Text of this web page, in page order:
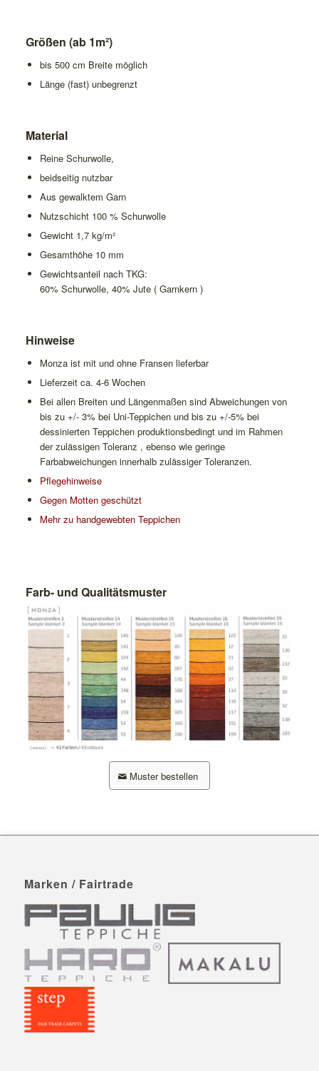
Größen (ab 1m²)
bis 500 cm Breite möglich
Länge (fast) unbegrenzt
Material
Reine Schurwolle,
beidseitig nutzbar
Aus gewalktem Garn
Nutzschicht 100 % Schurwolle
Gewicht 1,7 kg/m²
Gesamthöhe 10 mm
Gewichtsanteil nach TKG:
60% Schurwolle, 40% Jute ( Garnkern )
Hinweise
Monza ist mit und ohne Fransen lieferbar
Lieferzeit ca. 4-6 Wochen
Bei allen Breiten und Längenmaßen sind Abweichungen von
bis zu +/- 3% bei Uni-Teppichen und bis zu +/-5% bei
dessinierten Teppichen produktionsbedingt und im Rahmen
der zulässigen Toleranz , ebenso wie geringe
Farbabweichungen innerhalb zulässiger Toleranzen.
Pflegehinweise
Gegen Motten geschützt
Mehr zu handgewebten Teppichen
Farb- und Qualitätsmuster
Muster bestellen
Marken / Fairtrade